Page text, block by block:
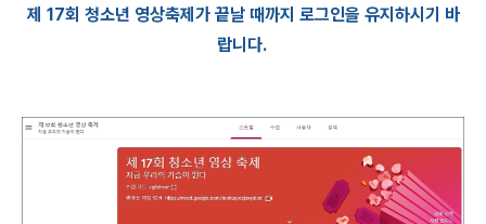
제 17회 청소년 영상축제가 끝날 때까지 로그인을 유지하시기 바
랍니다.